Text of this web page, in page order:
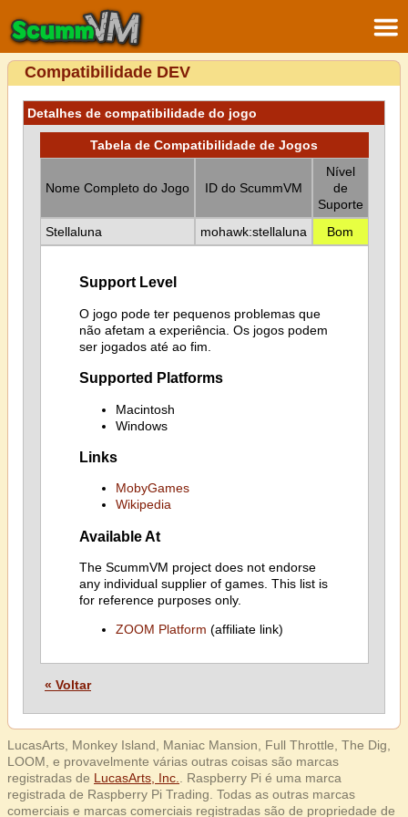
Compatibilidade DEV
Detalhes de compatibilidade do jogo
Tabela de Compatibilidade de Jogos
Nome Completo do Jogo ID do ScummVM
Nível
de
Suporte
Stellaluna
mohawk:stellaluna Bom
Support Level
O jogo pode ter pequenos problemas que
não afetam a experiência. Os jogos podem
ser jogados até ao fim.
Supported Platforms
Macintosh
Windows
Links
MobyGames
Wikipedia
Available At
The ScummVM project does not endorse
any individual supplier of games. This list is
for reference purposes only.
ZOOM Platform (affiliate link)
« Voltar
LucasArts, Monkey Island, Maniac Mansion, Full Throttle, The Dig,
LOOM, e provavelmente várias outras coisas são marcas
registradas de LucasArts, Inc.
. Raspberry Pi é uma marca
registrada de Raspberry Pi Trading. Todas as outras marcas
comerciais e marcas comerciais registradas são de propriedade de